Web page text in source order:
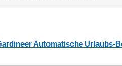
Automatische Urlaubs-